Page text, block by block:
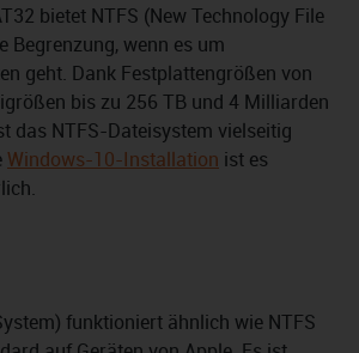
bietet NTFS (New Technology File
Begrenzung, wenn es um
geht. Dank Festplattengrößen von
bis zu 256 TB und 4 Milliarden
das NTFS-Dateisystem vielseitig
Windows-10-Installation ist es
funktioniert ähnlich wie NTFS